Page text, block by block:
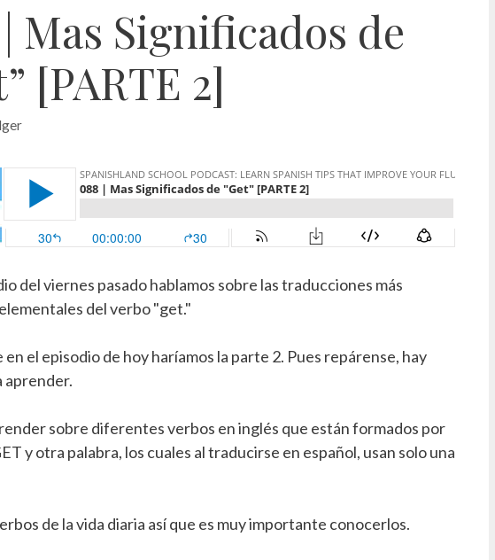
Mas Significados de
[PARTE 2]
del viernes pasado hablamos sobre las traducciones más
del verbo "get."
en el episodio de hoy haríamos la parte 2. Pues repárense, hay
aprender.
sobre diferentes verbos en inglés que están formados por
y otra palabra, los cuales al traducirse en español, usan solo una
de la vida diaria así que es muy importante conocerlos.